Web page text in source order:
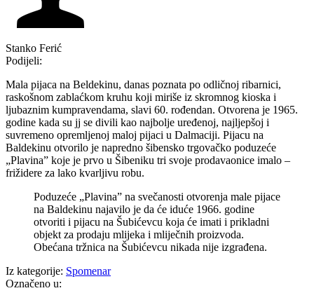
Stanko Ferić
Podijeli:
Mala pijaca na Beldekinu, danas poznata po odličnoj ribarnici,
raskošnom zablaćkom kruhu koji miriše iz skromnog kioska i
ljubaznim kumpravendama, slavi 60. rođendan. Otvorena je 1965.
godine kada su jj se divili kao najbolje uređenoj, najljepšoj i
suvremeno opremljenoj maloj pijaci u Dalmaciji. Pijacu na
Baldekinu otvorilo je napredno šibensko trgovačko poduzeće
„Plavina” koje je prvo u Šibeniku tri svoje prodavaonice imalo –
frižidere za lako kvarljivu robu.
Poduzeće „Plavina” na svečanosti otvorenja male pijace
na Baldekinu najavilo je da će iduće 1966. godine
otvoriti i pijacu na Šubićevcu koja će imati i prikladni
objekt za prodaju mlijeka i mliječnih proizvoda.
Obećana tržnica na Šubićevcu nikada nije izgrađena.
Iz kategorije: Spomenar
Označeno u: